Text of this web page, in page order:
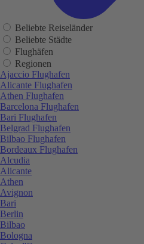
Beliebte Reiseländer
Beliebte Städte
Flughäfen
Regionen
Ajaccio Flughafen
Alicante Flughafen
Athen Flughafen
Barcelona Flughafen
Bari Flughafen
Belgrad Flughafen
Bilbao Flughafen
Bordeaux Flughafen
Alcudia
Alicante
Athen
Avignon
Bari
Berlin
Bilbao
Bologna